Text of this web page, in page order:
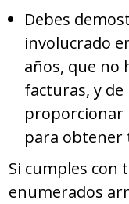
Debes
involucrado
años, que no
facturas, y
proporcionar
para obtener
Si cumples con
enumerados